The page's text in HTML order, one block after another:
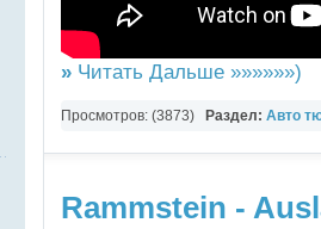
» Читать Дальше »»»»»»)
Просмотров: (3873) Раздел: Авто
Rammstein -